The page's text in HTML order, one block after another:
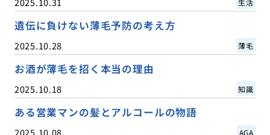
遺伝に負けない薄毛予防の考え方
2025.10.28 薄毛
お酒が薄毛を招く本当の理由
2025.10.18 知識
ある営業マンの髪とアルコールの物語
2025.10.08 AGA